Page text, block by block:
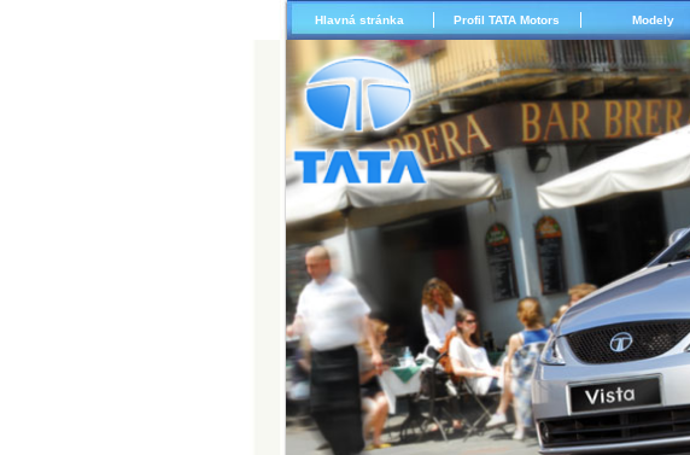
Hlavná stránka Profil TATA Motors Modely